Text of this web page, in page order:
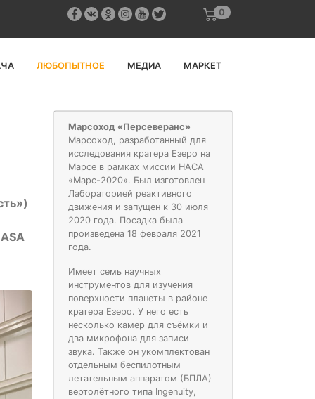
0
ЛЮБОПЫТНОЕ МЕДИА МАРКЕТ
Марсоход «Персеверанс»
Марсоход, разработанный для
исследования кратера Езеро на
Марсе в рамках миссии НАСА
«Марс-2020». Был изготовлен
Лабораторией реактивного
движения и запущен к 30 июля
2020 года. Посадка была
произведена 18 февраля 2021
года.
Имеет семь научных
инструментов для изучения
поверхности планеты в районе
кратера Езеро. У него есть
несколько камер для съёмки и
два микрофона для записи
звука. Также он укомплектован
отдельным беспилотным
летательным аппаратом (БПЛА)
вертолётного типа Ingenuity,